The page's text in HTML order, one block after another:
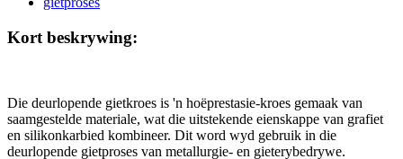
Kort beskrywing:
Die deurlopende gietkroes is 'n hoëprestasie-kroes gemaak van
saamgestelde materiale, wat die uitstekende eienskappe van grafiet
en silikonkarbied kombineer. Dit word wyd gebruik in die
deurlopende gietproses van metallurgie- en gieterybedrywe.